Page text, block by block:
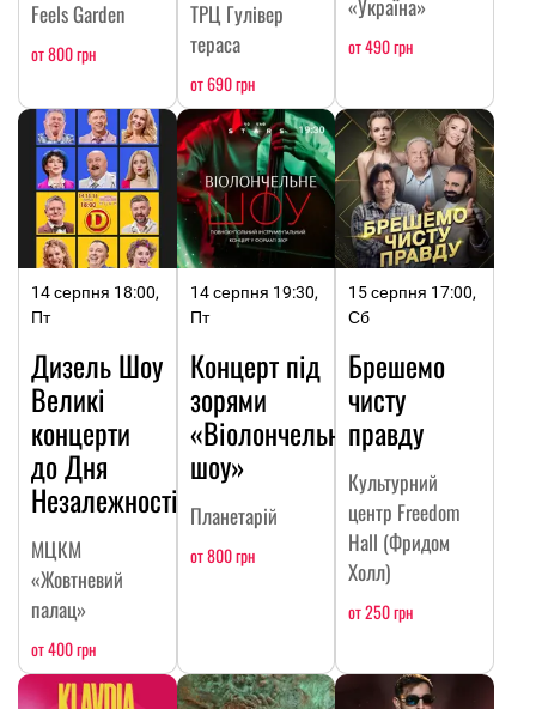
Feels Garden
от 800 грн
ТРЦ Гулівер
тераса
от 690 грн
«Україна»
от 490 грн
14 серпня 18:00,
Пт
Дизель Шоу
Великі
концерти
до Дня
Незалежності
МЦКМ
«Жовтневий
палац»
от 400 грн
14 серпня 19:30,
Пт
Концерт під
зорями
«Віолончельне
шоу»
Планетарій
от 800 грн
15 серпня 17:00,
Сб
Брешемо
чисту
правду
Культурний
центр Freedom
Hall (Фридом
Холл)
от 250 грн